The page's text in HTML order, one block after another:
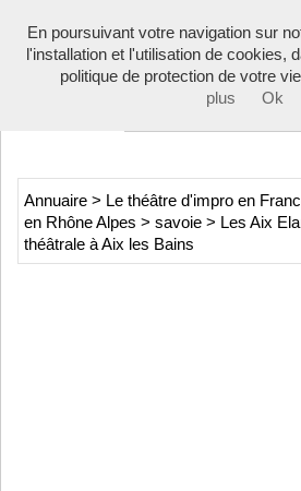
Annuaire > Le théâtre d'impro en
en Rhône Alpes > savoie > Les Aix
théâtrale à Aix les Bains
En poursuivant votre navigation sur
l'installation et l'utilisation de cookies,
politique de protection de votre
plus
Ok